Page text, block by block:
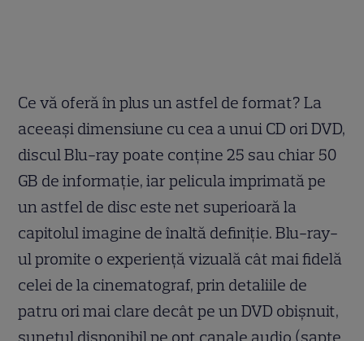
Ce vă oferă în plus un astfel de format? La
aceeaşi dimensiune cu cea a unui CD ori DVD,
discul Blu-ray poate conţine 25 sau chiar 50
GB de informaţie, iar pelicula imprimată pe
un astfel de disc este net superioară la
capitolul imagine de înaltă definiţie. Blu-ray-
ul promite o experienţă vizuală cât mai fidelă
celei de la cinematograf, prin detaliile de
patru ori mai clare decât pe un DVD obişnuit,
sunetul disponibil pe opt canale audio (şapte